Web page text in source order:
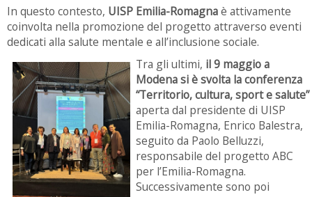
In questo contesto, UISP Emilia-Romagnaè attivamente
coinvolta nella promozione del progetto attraverso eventi
dedicati alla salute mentale e all’inclusione sociale.
Tra gli ultimi, il 9 maggio a
Modena si è svolta la conferenza
“Territorio, cultura, sport e salute”
aperta dal presidente di UISP
Emilia-Romagna, Enrico Balestra,
seguito da Paolo Belluzzi,
responsabile del progetto ABC
per l’Emilia-Romagna.
Successivamente sono poi